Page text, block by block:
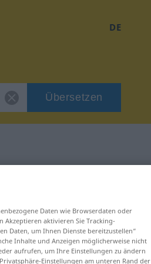
DE
Übersetzen
Daten wie Browserdaten oder
aktivieren Sie Tracking-
Daten, um Ihnen Dienste bereitzustellen“
Inhalte und Anzeigen möglicherweise nicht
aufrufen, um Ihre Einstellungen zu ändern
Einstellungen am unteren Rand der